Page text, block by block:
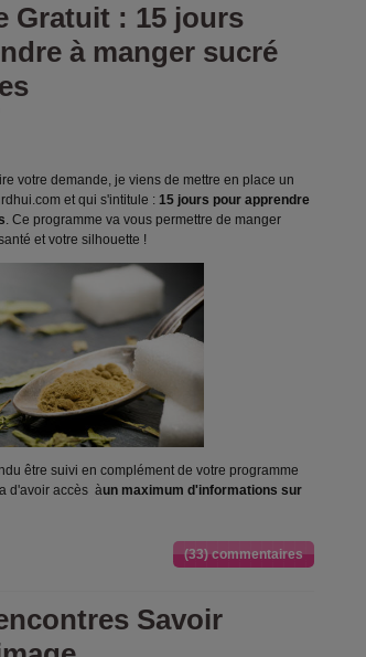
Gratuit : 15 jours
à manger sucré
votre demande, je viens de mettre en place un
et qui s'intitule : 15 jours pour apprendre
. Ce programme va vous permettre de manger
et votre silhouette !
être suivi en complément de votre programme
d'avoir accès àun maximum d'informations sur
(33) commentaires
Savoir